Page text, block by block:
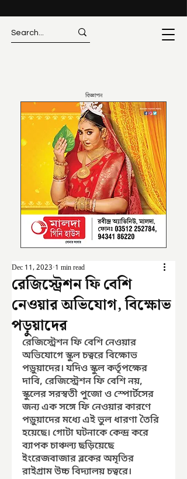
বিজ্ঞাপন
রেজিস্ট্রেশন ফি বেশি
নেওয়ার অভিযোগ, বিক্ষোভ
পড়ুয়াদের
Dec 11, 2023 1 min read
রেজিস্ট্রেশন ফি বেশি নেওয়ার
অভিযোগে স্কুল চত্বরে বিক্ষোভ
পড়ুয়াদের। যদিও স্কুল কর্তৃপক্ষের
দাবি, রেজিস্ট্রেশন ফি বেশি নয়,
স্কুলের সরস্বতী পুজো ও স্পোর্টসের
জন্য এক সঙ্গে ফি নেওয়ার কারণে
পড়ুয়াদের মধ্যে এই ভুল ধারণা তৈরি
হয়েছে। গোটা ঘটনাকে কেন্দ্র করে
ব্যাপক চাঞ্চল্য ছড়িয়েছে
ইংরেজবাজার ব্লকের অমৃতির
রাইগ্রাম উচ্চ বিদ্যালয় চত্বরে।